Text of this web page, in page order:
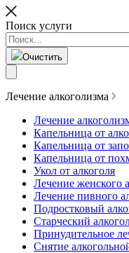
Поиск услуги
Очистить
Лечение алкоголизма
Лечение
Капельница от
Капельница от
Капельница от
Укол от алкоголя
Лечение женского
Лечение пивного
Подростковый
Старческий
Принудительное
Снятие